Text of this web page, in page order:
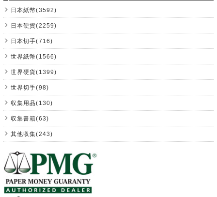
日本紙幣(3592)
日本硬貨(2259)
日本切手(716)
世界紙幣(1566)
世界硬貨(1399)
世界切手(98)
収集用品(130)
収集書籍(63)
其他収集(243)